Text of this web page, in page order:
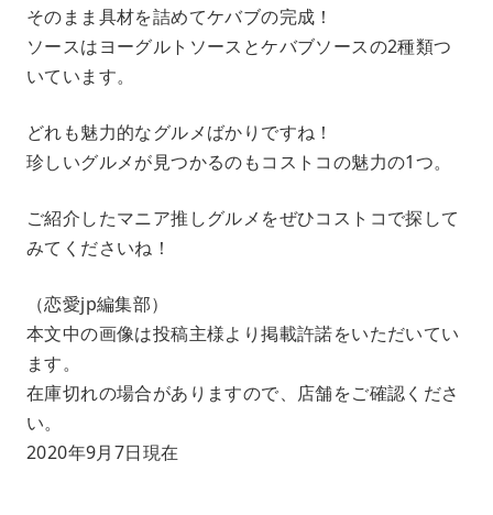
そのまま具材を詰めてケバブの完成！
ソースはヨーグルトソースとケバブソースの2種類つ
いています。
どれも魅力的なグルメばかりですね！
珍しいグルメが見つかるのもコストコの魅力の1つ。
ご紹介したマニア推しグルメをぜひコストコで探して
みてくださいね！
（恋愛jp編集部）
本文中の画像は投稿主様より掲載許諾をいただいてい
ます。
在庫切れの場合がありますので、店舗をご確認くださ
い。
2020年9月7日現在